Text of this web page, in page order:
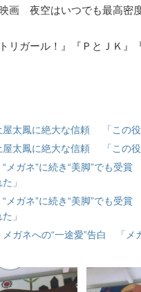
画 夜空はいつでも最高密
リガール！』『ＰとＪＫ』
屋太鳳に絶大な信頼 「この役
屋太鳳に絶大な信頼 「この役
“メガネ”に続き“美脚”でも受
」
“メガネ”に続き“美脚”でも受
」
メガネへの“一途愛”告白 「メ